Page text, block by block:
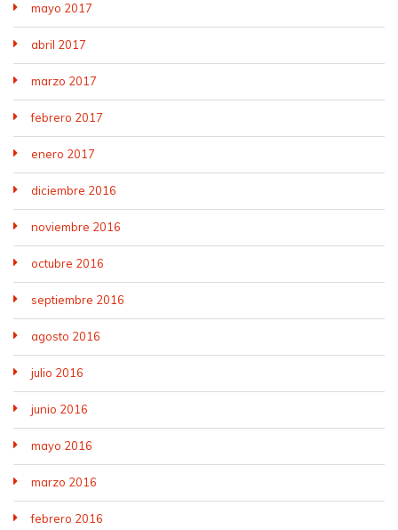
mayo 2017
abril 2017
marzo 2017
febrero 2017
enero 2017
diciembre 2016
noviembre 2016
octubre 2016
septiembre 2016
agosto 2016
julio 2016
junio 2016
mayo 2016
marzo 2016
febrero 2016